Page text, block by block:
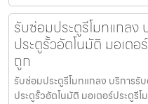
รับซ่อมประตูรีโมทแกลง
ประตูรั้วอัตโนมัติ มอเตอ
ถูก
รับซ่อมประตูรีโมทแกลง บริการรั
ประตูรั้วอัตโนมัติ มอเตอร์ประตูรี